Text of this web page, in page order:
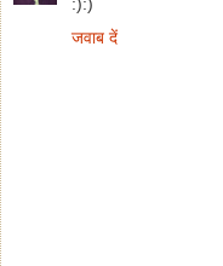
:):)
जवाब दें